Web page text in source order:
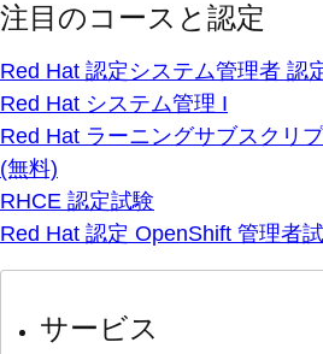
注目のコースと認定
Red Hat 認定システム管理者 認
Red Hat システム管理 I
Red Hat ラーニングサブスクリ
(無料)
RHCE 認定試験
Red Hat 認定 OpenShift 管理者
サービス